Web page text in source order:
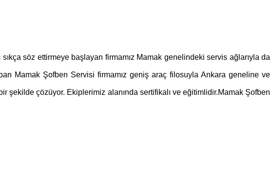
söz ettirmeye başlayan firmamız Mamak genelindeki servis ağlarıyla da
Mamak Şofben Servisi firmamız geniş araç filosuyla Ankara geneline ve
şekilde çözüyor. Ekiplerimiz alanında sertifikalı ve eğitimlidir.Mamak Şofben